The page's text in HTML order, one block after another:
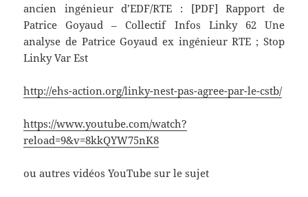
ancien ingénieur d’EDF/RTE : [PDF] Rapport de
Patrice Goyaud – Collectif Infos Linky 62 Une
analyse de Patrice Goyaud ex ingénieur RTE ; Stop
Linky Var Est
http://ehs-action.org/linky-nest-pas-agree-par-le-cstb/
https://www.youtube.com/watch?
reload=9&v=8kkQYW75nK8
ou autres vidéos YouTube sur le sujet